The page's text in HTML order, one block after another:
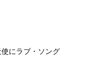
にラブ・ソング